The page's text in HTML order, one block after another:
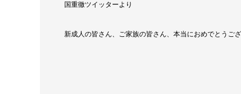
国重徹ツイッターより
新成人の皆さん、ご家族の皆さん、本当におめでとうござ